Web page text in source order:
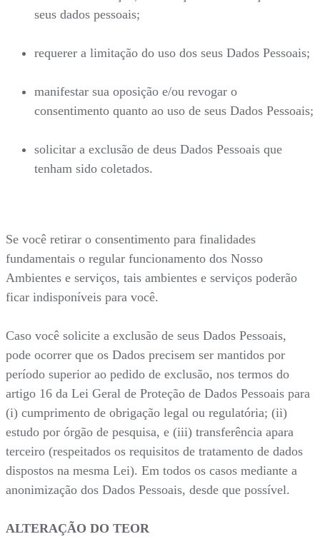
seus dados pessoais;
requerer a limitação do uso dos seus Dados Pessoais;
manifestar sua oposição e/ou revogar o
consentimento quanto ao uso de seus Dados Pessoais;
solicitar a exclusão de deus Dados Pessoais que
tenham sido coletados.
Se você retirar o consentimento para finalidades
fundamentais o regular funcionamento dos Nosso
Ambientes e serviços, tais ambientes e serviços poderão
ficar indisponíveis para você.
Caso você solicite a exclusão de seus Dados Pessoais,
pode ocorrer que os Dados precisem ser mantidos por
período superior ao pedido de exclusão, nos termos do
artigo 16 da Lei Geral de Proteção de Dados Pessoais para
(i) cumprimento de obrigação legal ou regulatória; (ii)
estudo por órgão de pesquisa, e (iii) transferência apara
terceiro (respeitados os requisitos de tratamento de dados
dispostos na mesma Lei). Em todos os casos mediante a
anonimização dos Dados Pessoais, desde que possível.
ALTERAÇÃO DO TEOR